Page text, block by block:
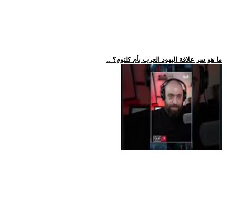
.. ما هو سر علاقة اليهود العرب بأم كلثوم؟